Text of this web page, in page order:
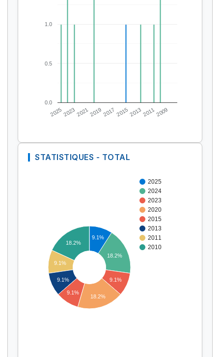
Affichage par
20252023202120192017 2015201320112009
0.0
0.5
1.0
STATISTIQUES - TOTAL
2025
2024
2023
2020
2015
2013
2011
2010
9.1%
18.2%
9.1%
18.2%
9.1%
9.1%
9.1%
18.2%